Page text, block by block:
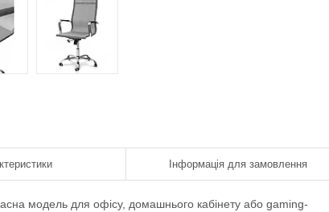
Інформація для замовлення
модель для офісу, домашнього кабінету або gaming-